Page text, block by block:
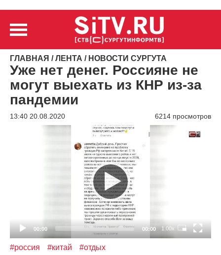
ГЛАВНАЯ /ЛЕНТА / НОВОСТИ СУРГУТА
Уже нет денег. Россияне не
могут выехать из КНР из-за
пандемии
13:40 20.08.2020 6214 просмотров
Видеоплеер
00:00 00:00 1.00x
#россия #китай
#отдых